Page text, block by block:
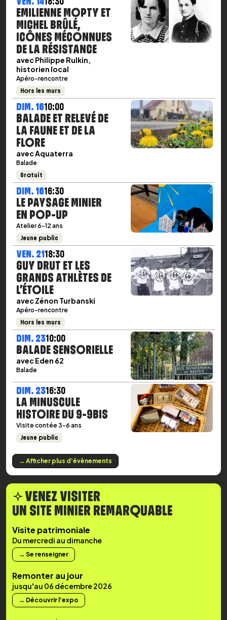
EMILIENNE MOPTY ET
MICHEL BRÛLÉ,
ICÔNES MÉCONNUES
DE LA RÉSISTANCE
avec Philippe Rulkin,
historien local
Apéro-rencontre
Hors les murs
DIM. 1610:00
BALADE ET RELEVÉ DE
LA FAUNE ET DE LA
FLORE
avec Aquaterra
Balade
Gratuit
DIM. 1616:30
LE PAYSAGE MINIER
EN POP-UP
Atelier 6-12 ans
Jeune public
VEN. 2118:30
GUY DRUT ET LES
GRANDS ATHLÈTES DE
L’ÉTOILE
avec Zénon Turbanski
Apéro-rencontre
Hors les murs
DIM. 2310:00
BALADE SENSORIELLE
avec Eden 62
Balade
DIM. 2316:30
LA MINUSCULE
HISTOIRE DU 9-9BIS
Visite contée 3-6 ans
Jeune public
→ Afficher plus d'évènements
VENEZ VISITER
UN SITE MINIER REMARQUABLE
Visite patrimoniale
Du mercredi au dimanche
→ Se renseigner
Remonter au jour
jusqu'au 06 décembre 2026
→ Découvrir l'expo